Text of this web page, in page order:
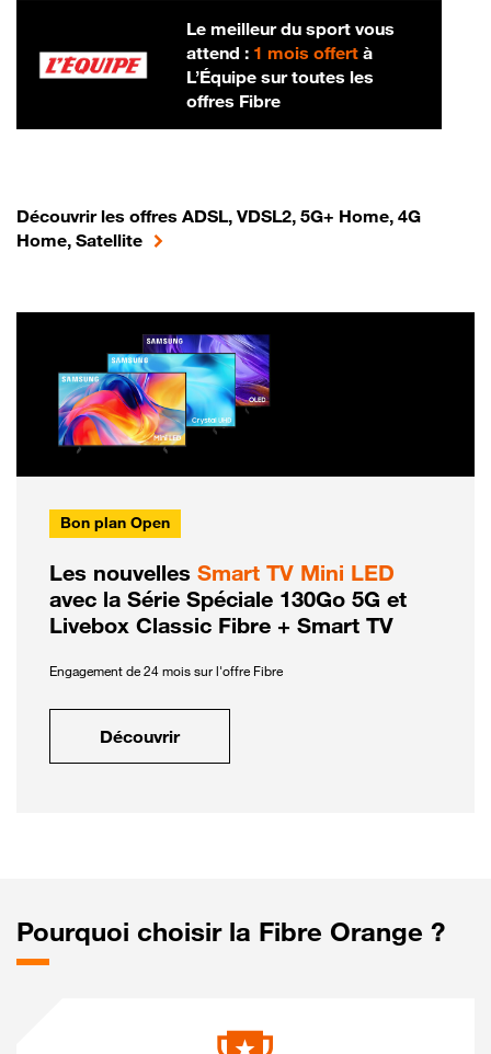
Le meilleur du sport vous
attend : 1 mois offertà
L’Équipe sur toutes les
offres Fibre
Découvrir les offres ADSL, VDSL2, 5G+ Home, 4G
Home, Satellite
Bon plan Open
Les nouvelles Smart TV Mini LED
avec la Série Spéciale 130Go 5G et
Livebox Classic Fibre + Smart TV
Engagement de 24 mois sur l'offre Fibre
Découvrir
Pourquoi choisir la Fibre Orange ?